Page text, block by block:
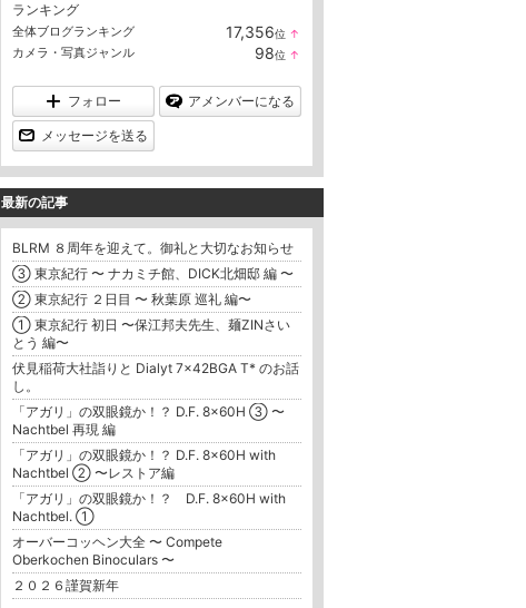
ランキング
全体ブログランキング 17,356位 ↑
ン
カメラ・写真ジャンル 98位 ↑
フォロー アメンバーになる
メッセージを送る
最新の記事
BLRM ８周年を迎えて。御礼と大切なお知らせ
③ 東京紀行 〜 ナカミチ館、DICK北畑邸 編 〜
② 東京紀行 ２日目 〜 秋葉原 巡礼 編〜
① 東京紀行 初日 〜保江邦夫先生、麺ZINさい
とう 編〜
伏見稲荷大社詣りと Dialyt 7×42BGA T* のお話
し。
「アガリ」の双眼鏡か！？ D.F. 8×60H ③ 〜
Nachtbel 再現 編
「アガリ」の双眼鏡か！？ D.F. 8×60H with
Nachtbel ② 〜レストア編
「アガリ」の双眼鏡か！？ D.F. 8×60H with
Nachtbel. ①
オーバーコッヘン大全 〜 Compete
Oberkochen Binoculars 〜
２０２６謹賀新年